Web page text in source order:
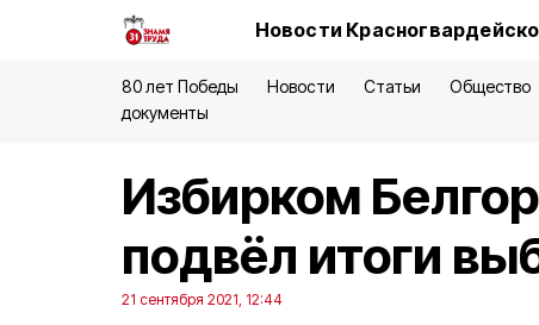
Новости
80 лет Победы Новости Статьи Общество
документы
Избирком
подвёл итоги
21 сентября 2021, 12:44